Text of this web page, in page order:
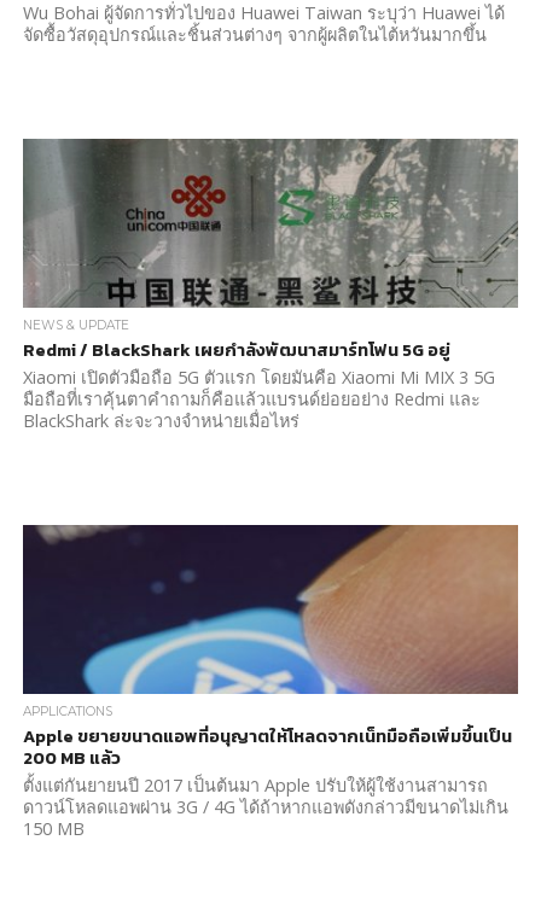
Wu Bohai ผู้จัดการทั่วไปของ Huawei Taiwan ระบุว่า Huawei ได้
จัดซื้อวัสดุอุปกรณ์และชิ้นส่วนต่างๆ จากผู้ผลิตในไต้หวันมากขึ้น
NEWS & UPDATE
Redmi / BlackShark เผยกำลังพัฒนาสมาร์ทโฟน 5G อยู่
Xiaomi เปิดตัวมือถือ 5G ตัวแรก โดยมันคือ Xiaomi Mi MIX 3 5G
มือถือที่เราคุ้นตาคำถามก็คือแล้วแบรนด์ย่อยอย่าง Redmi และ
BlackShark ล่ะจะวางจำหน่ายเมื่อไหร่
APPLICATIONS
Apple ขยายขนาดแอพที่อนุญาตให้โหลดจากเน็ทมือถือเพิ่มขึ้นเป็น
200 MB แล้ว
ตั้งแต่กันยายนปี 2017 เป็นต้นมา Apple ปรับให้ผู้ใช้งานสามารถ
ดาวน์โหลดแอพผ่าน 3G / 4G ได้ถ้าหากแอพดังกล่าวมีขนาดไม่เกิน
150 MB